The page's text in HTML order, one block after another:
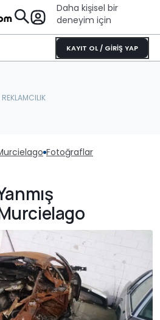
Daha kişisel bir
deneyim için
KAYIT OL / GİRİŞ YAP
Fotoğraflar